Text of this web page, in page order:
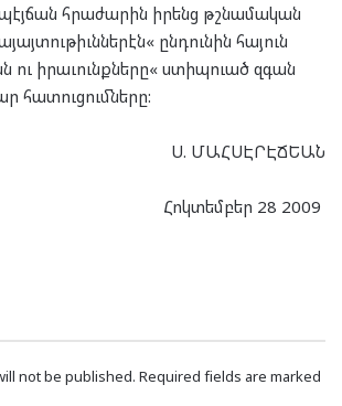
հրաժարին իրենց թշնամական
ընդունին հայուն
ու իրաւունքները« ստիպուած զգան
հատուցումները:
Ս. ՄԱՀՍԷՐԷՃԵԱՆ
Հոկտեմբեր 28 2009
not be published. Required fields are marked